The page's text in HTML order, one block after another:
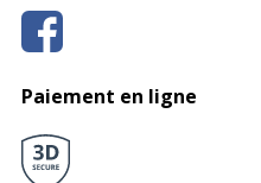
Paiement en ligne